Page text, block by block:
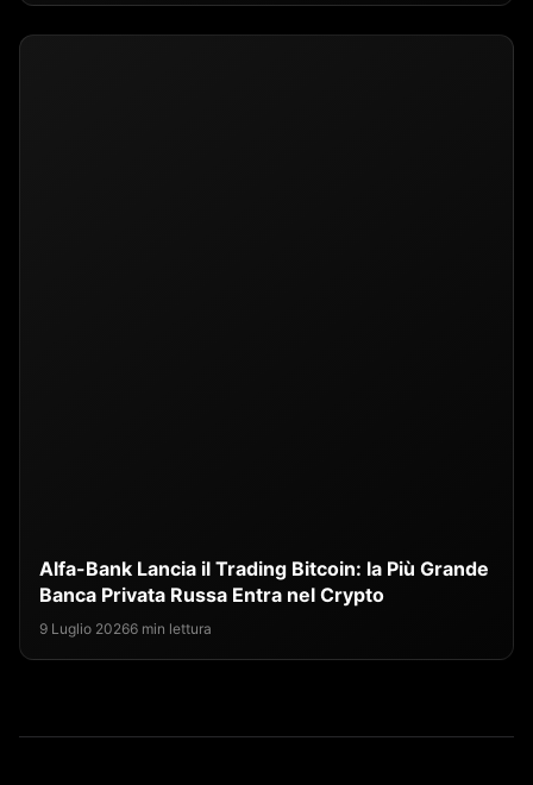
Alfa-Bank Lancia il Trading Bitcoin: la Più Grande
Banca Privata Russa Entra nel Crypto
9 Luglio 20266 min lettura